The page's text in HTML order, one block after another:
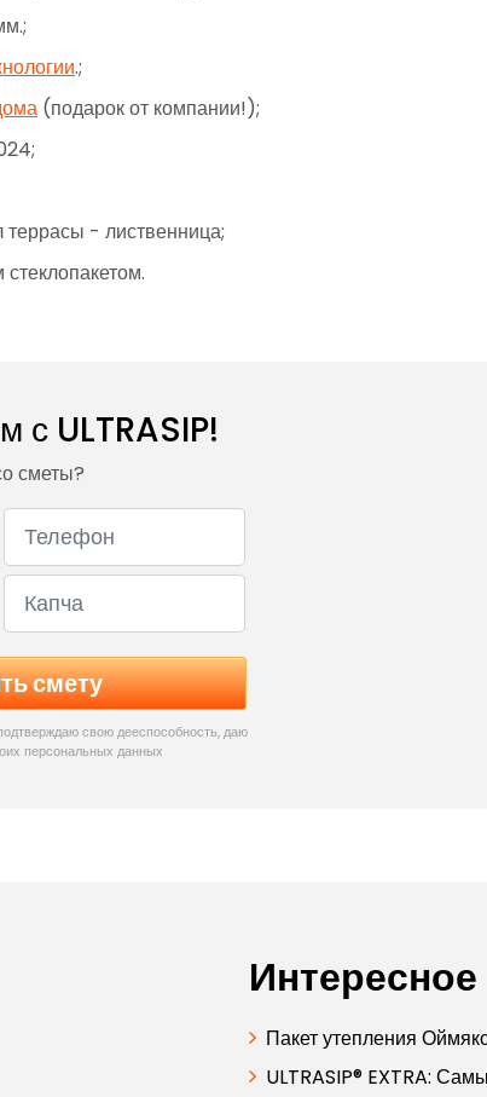
.;
(подарок от компании!);
террасы - лиственница;
с ULTRASIP!
сметы?
свою дееспособность, даю
персональных данных
Интересное
Пакет утепления
ULTRASIP® EXTRA: